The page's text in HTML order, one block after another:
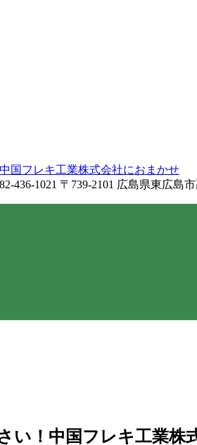
い！中国フレキ工業株